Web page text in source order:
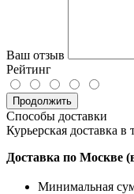
Ваш отзыв
Рейтинг
Продолжить
Способы доставки
Курьерская доставка в
Доставка по Москве
Минимальная